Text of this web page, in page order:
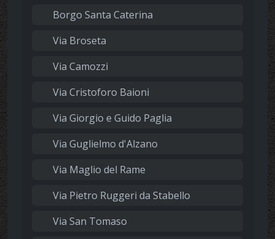
Borgo Santa Caterina
Via Broseta
Via Camozzi
Via Cristoforo Baioni
Via Giorgio e Guido Paglia
Via Guglielmo d'Alzano
Via Maglio del Rame
Via Pietro Ruggeri da Stabello
Via San Tomaso